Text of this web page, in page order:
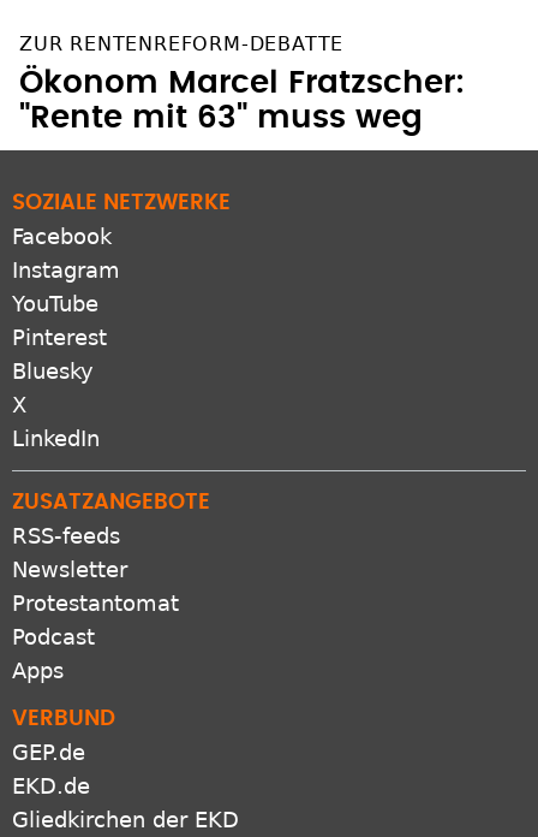
ZUR RENTENREFORM-DEBATTE
Ökonom Marcel Fratzscher:
"Rente mit 63" muss weg
SOZIALE NETZWERKE
Facebook
Instagram
YouTube
Pinterest
Bluesky
X
LinkedIn
ZUSATZANGEBOTE
RSS-feeds
Newsletter
Protestantomat
Podcast
Apps
VERBUND
GEP.de
EKD.de
Gliedkirchen der EKD